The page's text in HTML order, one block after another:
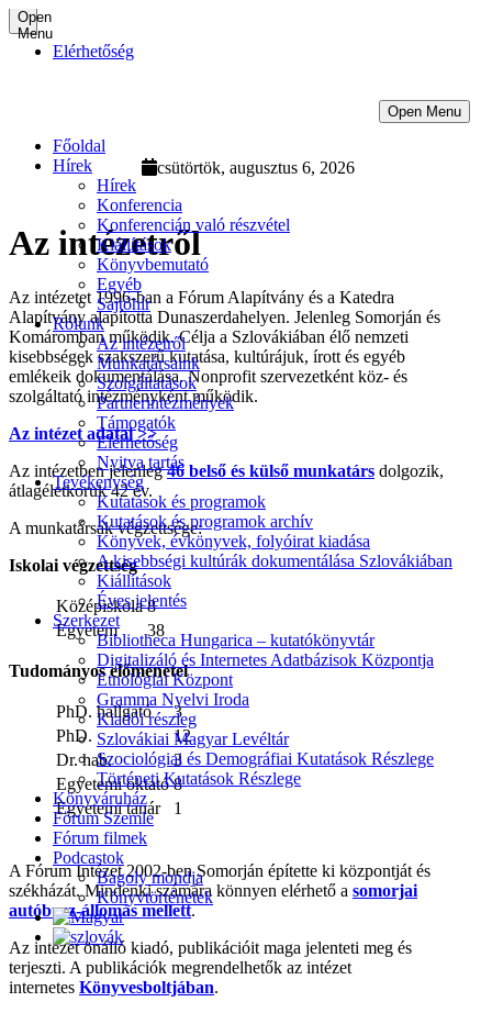
Open
Menu
Elérhetőség
Open Menu
Főoldal
Hírek
Hírek
Konferencia
Konferencián való részvétel
Kiállítások
Könyvbemutató
Egyéb
Sajtóhír
Rólunk
Az intézetről
Munkatársaink
Szolgáltatások
Partnerintézmények
Támogatók
Elérhetőség
Nyitva tartás
Tevékenység
Kutatások és programok
Kutatások és programok archív
Könyvek, évkönyvek, folyóirat kiadása
A kisebbségi kultúrák dokumentálása Szlovákiában
Kiállítások
Éves jelentés
Szerkezet
Bibliotheca Hungarica – kutatókönyvtár
Digitalizáló és Internetes Adatbázisok Központja
Etnológiai Központ
Gramma Nyelvi Iroda
Kiadói részleg
Szlovákiai Magyar Levéltár
Szociológiai és Demográfiai Kutatások Részlege
Történeti Kutatások Részlege
Könyváruház
Fórum Szemle
Fórum filmek
Podcastok
Bagoly mondja
Könyvtörténetek
csütörtök, augusztus 6, 2026
Az intézetről
Az intézetet 1996-ban a Fórum Alapítvány és a Katedra
Alapítvány alapította Dunaszerdahelyen. Jelenleg Somorján és
Komáromban működik. Célja a Szlovákiában élő nemzeti
kisebbségek szakszerű kutatása, kultúrájuk, írott és egyéb
emlékeik dokumentálása. Nonprofit szervezetként köz- és
szolgáltató intézményként működik.
Az intézet adatai >>
Az intézetben jelenleg46 belső és külső munkatárs dolgozik,
átlagéletkoruk 42 év.
A munkatársak végzettsége:
Iskolai végzettség
Középiskola 8
Egyetem
38
Tudományos előmenetel
PhD. hallgató
3
PhD.
12
Dr. hab.
3
Egyetemi oktató 8
Egyetemi tanár
1
A Fórum Intézet 2002-ben Somorján építette ki központját és
székházát. Mindenki számára könnyen elérhető a somorjai
autóbusz-állomás mellett.
Az intézet önálló kiadó, publikációit maga jelenteti meg és
terjeszti. A publikációk megrendelhetők az intézet
internetes Könyvesboltjában.